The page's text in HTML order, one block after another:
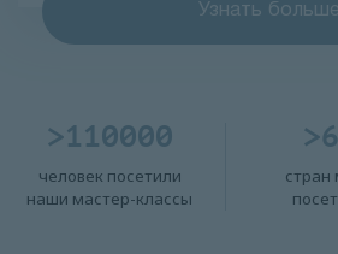
Узнать больше
>110000
человек посетили
наши мастер-классы
стран